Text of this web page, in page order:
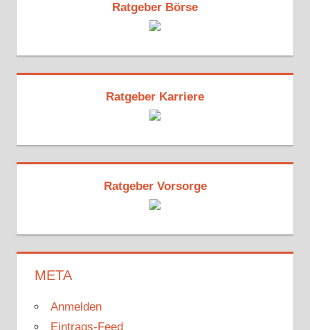
Ratgeber Börse
Ratgeber Karriere
Ratgeber Vorsorge
META
Anmelden
Eintrags-Feed